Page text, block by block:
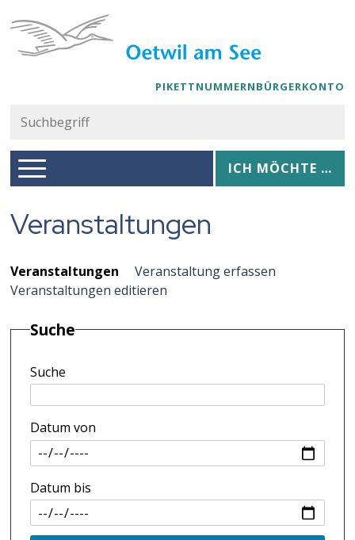
Navigieren in Oetwil am See
PIKETTNUMMERNBÜRGERKONTO
Suchbegriff
Hauptnavigation Ich möchte …
ICH MÖCHTE …
Veranstaltungen
Veranstaltungen
Veranstaltung erfassen
Veranstaltungen editieren
Suche
Suche
Datum von
Datum bis